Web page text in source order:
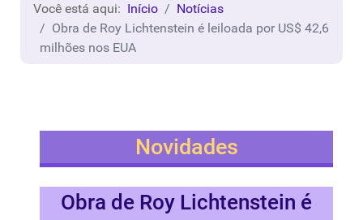
Você está aqui: Início
Notícias
Obra de Roy Lichtenstein é leiloada por US$ 42,6
milhões nos EUA
Novidades
Obra de Roy Lichtenstein é